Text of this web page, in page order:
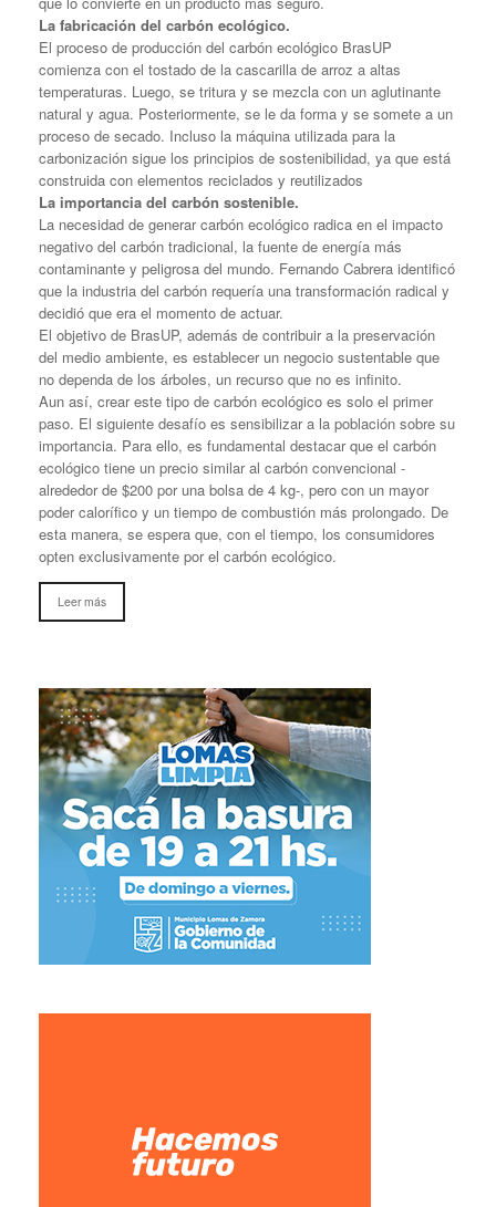
La fabricación del carbón ecológico.
El proceso de producción del carbón ecológico BrasUP
comienza con el tostado de la cascarilla de arroz a altas
temperaturas. Luego, se tritura y se mezcla con un aglutinante
natural y agua. Posteriormente, se le da forma y se somete a un
proceso de secado. Incluso la máquina utilizada para la
carbonización sigue los principios de sostenibilidad, ya que está
construida con elementos reciclados y reutilizados
La importancia del carbón sostenible.
La necesidad de generar carbón ecológico radica en el impacto
negativo del carbón tradicional, la fuente de energía más
contaminante y peligrosa del mundo. Fernando Cabrera identificó
que la industria del carbón requería una transformación radical y
decidió que era el momento de actuar.
El objetivo de BrasUP, además de contribuir a la preservación
del medio ambiente, es establecer un negocio sustentable que
no dependa de los árboles, un recurso que no es infinito.
Aun así, crear este tipo de carbón ecológico es solo el primer
paso. El siguiente desafío es sensibilizar a la población sobre su
importancia. Para ello, es fundamental destacar que el carbón
ecológico tiene un precio similar al carbón convencional -
alrededor de $200 por una bolsa de 4 kg-, pero con un mayor
poder calorífico y un tiempo de combustión más prolongado. De
esta manera, se espera que, con el tiempo, los consumidores
opten exclusivamente por el carbón ecológico.
Leer más